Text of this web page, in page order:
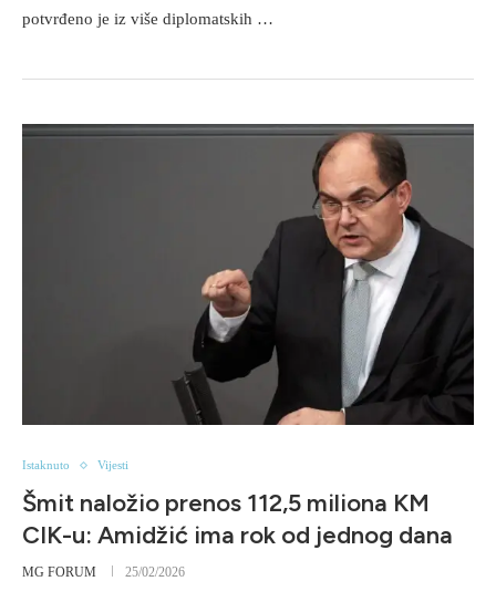
potvrđeno je iz više diplomatskih …
Istaknuto Vijesti
Šmit naložio prenos 112,5 miliona KM
CIK-u: Amidžić ima rok od jednog dana
MG FORUM 25/02/2026